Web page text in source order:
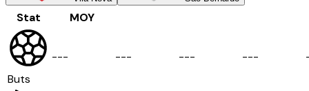
Stat MOY
Buts
--- --- --- ---